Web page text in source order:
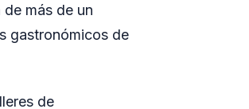
más de un
gastronómicos de
de